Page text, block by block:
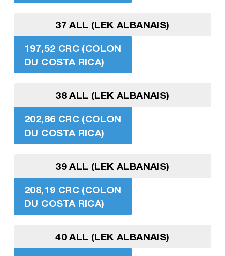
37 ALL (LEK ALBANAIS)
197,52 CRC (COLON
DU COSTA RICA)
38 ALL (LEK ALBANAIS)
202,86 CRC (COLON
DU COSTA RICA)
39 ALL (LEK ALBANAIS)
208,19 CRC (COLON
DU COSTA RICA)
40 ALL (LEK ALBANAIS)